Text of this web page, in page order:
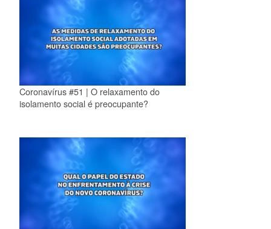
Coronavírus #51 | O relaxamento do
isolamento social é preocupante?